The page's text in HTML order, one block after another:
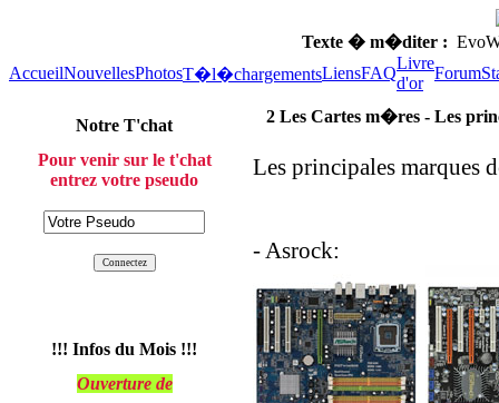
Texte � m�diter :
AccueilNouvellesPhotosT�l�chargementsLiensFAQ
Livre
d'or
Forum
Notre T'chat
Pour venir sur le t'chat
entrez votre pseudo
!!! Infos du Mois !!!
Ouverture de
2 Les Cartes m�res - Les
Les principales marques
- Asrock: